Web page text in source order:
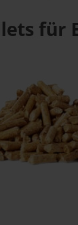
für